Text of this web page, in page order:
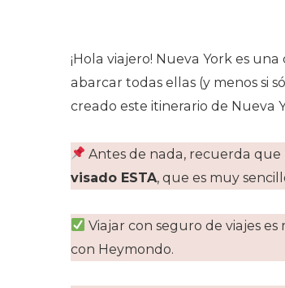
¡Hola viajero! Nueva York es
abarcar todas ellas (y menos si
creado este itinerario de Nueva
Antes de nada, recuerda que
visado ESTA, que es muy
Viajar con seguro de viajes
con Heymondo.